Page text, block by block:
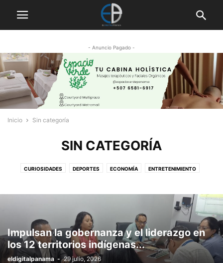
- Anuncio Pagado -
Inicio Sin categoría
SIN CATEGORÍA
CURIOSIDADES DEPORTES ECONOMÍA ENTRETENIMIENTO
OPINIÓN POLÍTICA SALUD SIN CATEGORÍA
Impulsan la gobernanza y el liderazgo en
los 12 territorios indígenas...
eldigitalpanama - 29 julio, 2026